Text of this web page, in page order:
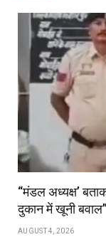
“मंडल अध्यक्ष’
दुकान में खूनी बवाल”
AUGUST 4, 2026